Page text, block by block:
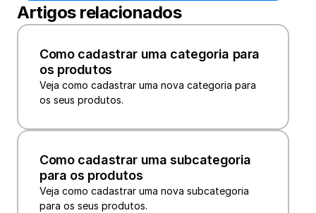
Artigos relacionados
Como cadastrar uma categoria para
os produtos
Veja como cadastrar uma nova categoria para
os seus produtos.
Como cadastrar uma subcategoria
para os produtos
Veja como cadastrar uma nova subcategoria
para os seus produtos.